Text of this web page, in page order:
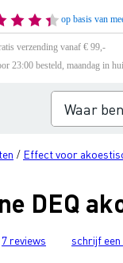
op basis van
verzending vanaf € 99,-
23:00 besteld, maandag in
/ Effect voor
DEQ
7reviews schrijf